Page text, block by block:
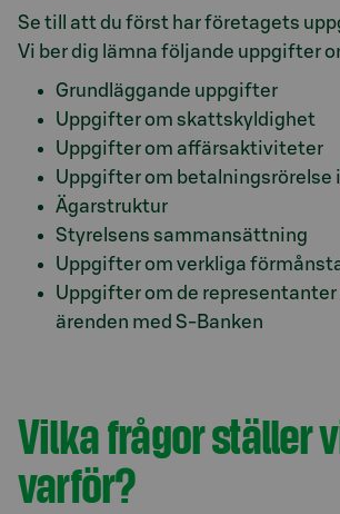
Se till att du först har företagets
Vi ber dig lämna följande uppgifter
Grundläggande uppgifter
Uppgifter om skattskyldighet
Uppgifter om affärsaktiviteter
Uppgifter om betalningsrörelse
Ägarstruktur
Styrelsens sammansättning
Uppgifter om verkliga
Uppgifter om de
ärenden med S-Banken
Vilka frågor ställer
varför?